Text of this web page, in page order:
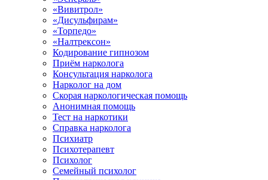
«Вивитрол»
«Дисульфирам»
«Торпедо»
«Налтрексон»
Кодирование гипнозом
Приём нарколога
Консультация нарколога
Нарколог на дом
Скорая наркологическая помощь
Анонимная помощь
Тест на наркотики
Справка нарколога
Психиатр
Психотерапевт
Психолог
Семейный психолог